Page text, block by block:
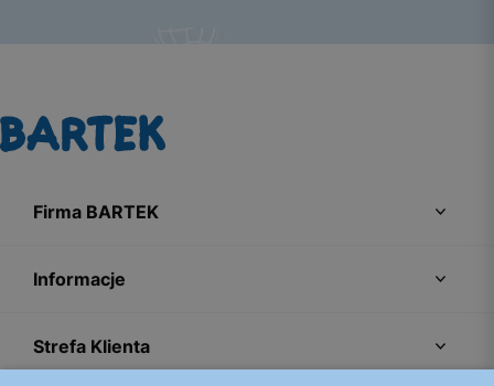
Firma BARTEK
Informacje
Strefa Klienta